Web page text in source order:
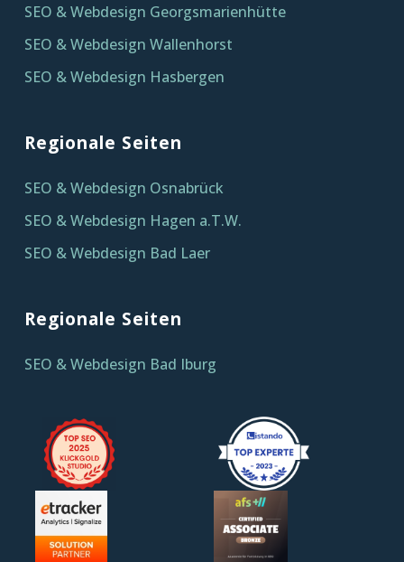
SEO & Webdesign Georgsmarienhütte
SEO & Webdesign Wallenhorst
SEO & Webdesign Hasbergen
Regionale Seiten
SEO & Webdesign Osnabrück
SEO & Webdesign Hagen a.T.W.
SEO & Webdesign Bad Laer
Regionale Seiten
SEO & Webdesign Bad Iburg